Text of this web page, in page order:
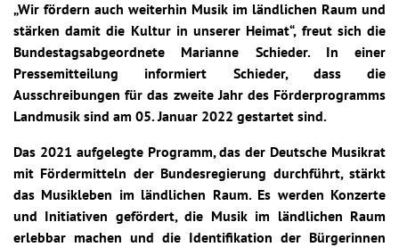
„Wir fördern auch weiterhin Musik im ländlichen Raum und
stärken damit die Kultur in unserer Heimat“, freut sich die
Bundestagsabgeordnete Marianne Schieder. In einer
Pressemitteilung informiert Schieder, dass die
Ausschreibungen für das zweite Jahr des Förderprogramms
Landmusik sind am 05. Januar 2022 gestartet sind.
Das 2021 aufgelegte Programm, das der Deutsche Musikrat
mit Fördermitteln der Bundesregierung durchführt, stärkt
das Musikleben im ländlichen Raum. Es werden Konzerte
und Initiativen gefördert, die Musik im ländlichen Raum
erlebbar machen und die Identifikation der Bürgerinnen